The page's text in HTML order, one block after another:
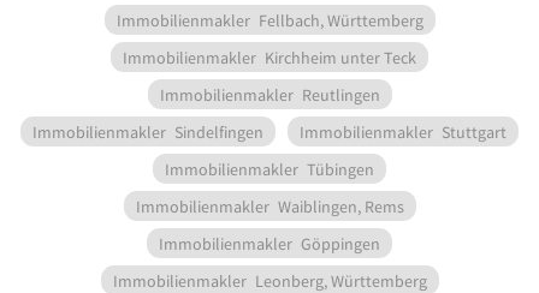
Immobilienmakler Fellbach, Württemberg
Immobilienmakler Kirchheim unter Teck
Immobilienmakler Reutlingen
Immobilienmakler Sindelfingen Immobilienmakler Stuttgart
Immobilienmakler Tübingen
Immobilienmakler Waiblingen, Rems
Immobilienmakler Göppingen
Immobilienmakler Leonberg, Württemberg